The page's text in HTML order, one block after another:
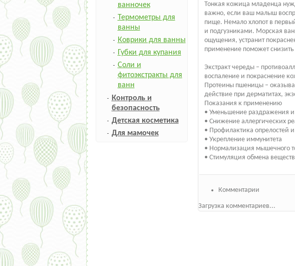
ванночек
Термометры для
ванны
Коврики для ванны
Губки для купания
Соли и
фитоэкстракты для
ванн
Контроль и
безопасность
Детская косметика
Для мамочек
Тонкая кожица младенца
важно, если ваш малыш
пище. Немало хлопот в
и подгузниками. Морская
ощущения, устранит
применение поможет
Экстракт череды –
воспаление и покраснение
Протеины пшеницы –
действие при дерматитах,
Показания к применению
• Уменьшение раздражения и
• Снижение аллергических
• Профилактика опрелостей
• Укрепление иммунитета
• Нормализация мышечного
• Стимуляция обмена веществ
Комментарии
Загрузка комментариев...